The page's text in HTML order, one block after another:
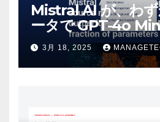
Mistral AI が、わ
ータで GPT-4o
しいオープンソー
リース |
3月 18, 2025